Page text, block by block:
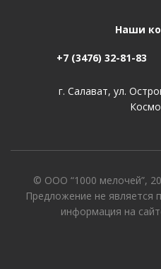
Наши
+7 (3476) 32-81-83
г. Салават, ул.
© ООО “1000 мелочей”,
Предложение не является
информация на